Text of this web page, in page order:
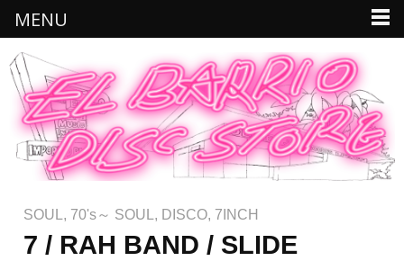
SOUL , 70's～ SOUL , DISCO, 7INCH
7 / RAH BAND / SLIDE
MENU